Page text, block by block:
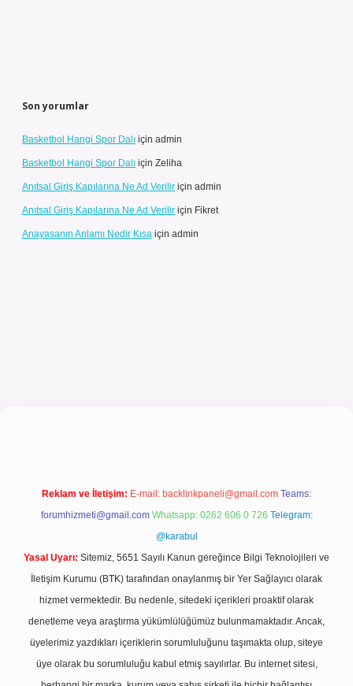
Son yorumlar
Basketbol Hangi Spor Dalı için admin
Basketbol Hangi Spor Dalı için Zeliha
Anıtsal Giriş Kapılarına Ne Ad Verilir için admin
Anıtsal Giriş Kapılarına Ne Ad Verilir için Fikret
Anayasanın Anlamı Nedir Kısa için admin
Reklam ve İletişim: E-mail: backlinkpaneli@gmail.com Teams:
forumhizmeti@gmail.com Whatsapp: 0262 606 0 726 Telegram:
@karabul
Yasal Uyarı: Sitemiz, 5651 Sayılı Kanun gereğince Bilgi Teknolojileri ve
İletişim Kurumu (BTK) tarafından onaylanmış bir Yer Sağlayıcı olarak
hizmet vermektedir. Bu nedenle, sitedeki içerikleri proaktif olarak
denetleme veya araştırma yükümlülüğümüz bulunmamaktadır. Ancak,
üyelerimiz yazdıkları içeriklerin sorumluluğunu taşımakta olup, siteye
üye olarak bu sorumluluğu kabul etmiş sayılırlar. Bu internet sitesi,